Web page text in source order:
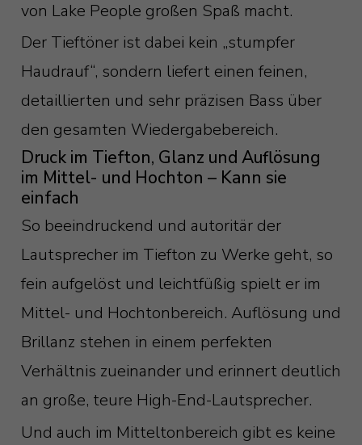
von Lake People großen Spaß macht.
Der Tieftöner ist dabei kein „stumpfer
Haudrauf“, sondern liefert einen feinen,
detaillierten und sehr präzisen Bass über
den gesamten Wiedergabebereich.
Druck im Tiefton, Glanz und Auflösung
im Mittel- und Hochton – Kann sie
einfach
So beeindruckend und autoritär der
Lautsprecher im Tiefton zu Werke geht, so
fein aufgelöst und leichtfüßig spielt er im
Mittel- und Hochtonbereich. Auflösung und
Brillanz stehen in einem perfekten
Verhältnis zueinander und erinnert deutlich
an große, teure High-End-Lautsprecher.
Und auch im Mitteltonbereich gibt es keine